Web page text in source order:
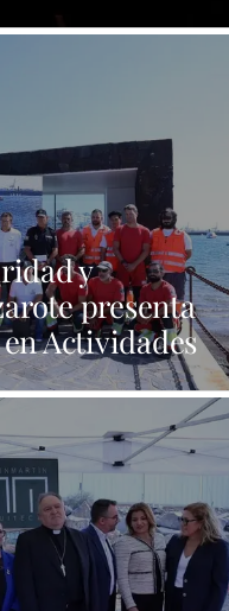
y
presenta
Actividades